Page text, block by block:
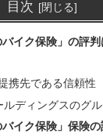
目次
イク保険」の評
携先である信頼性
ルディングスのグ
イク保険」保険の